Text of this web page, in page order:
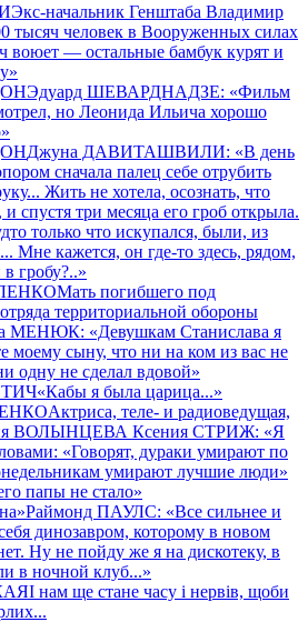
Экс-начальник Генштаба Владимир
человек в Вооруженных силах
воюет — остальные бамбук курят и
Эдуард ШЕВАРДНАДЗЕ: «Фильм
но Леонида Ильича хорошо
Джуна ДАВИТАШВИЛИ: «В день
сначала палец себе отрубить
Жить не хотела, осознать, что
спустя три месяца его гроб открыла.
только что искупался, были, из
Мне кажется, он где-то здесь, рядом,
гробу?..»
Мать погибшего под
территориальной обороны
МЕНЮК: «Девушкам Станислава я
моему сыну, что ни на ком из вас не
одну не сделал вдовой»
«Кабы я была царица...»
Актриса, теле- и радиоведущая,
ВОЛЫНЦЕВА Ксения СТРИЖ: «Я
«Говорят, дураки умирают по
умирают лучшие люди»
папы не стало»
Раймонд ПАУЛС: «Все сильнее и
динозавром, которому в новом
Ну не пойду же я на дискотеку, в
в ночной клуб...»
І нам ще стане часу і нервів, щоби